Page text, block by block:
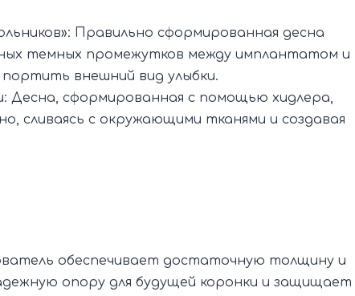
Правильно сформированная десна
темных промежутков между имплантатом и
внешний вид улыбки.
Десна, сформированная с помощью хидлера,
сливаясь с окружающими тканями и создавая
обеспечивает достаточную толщину и
опору для будущей коронки и защищает